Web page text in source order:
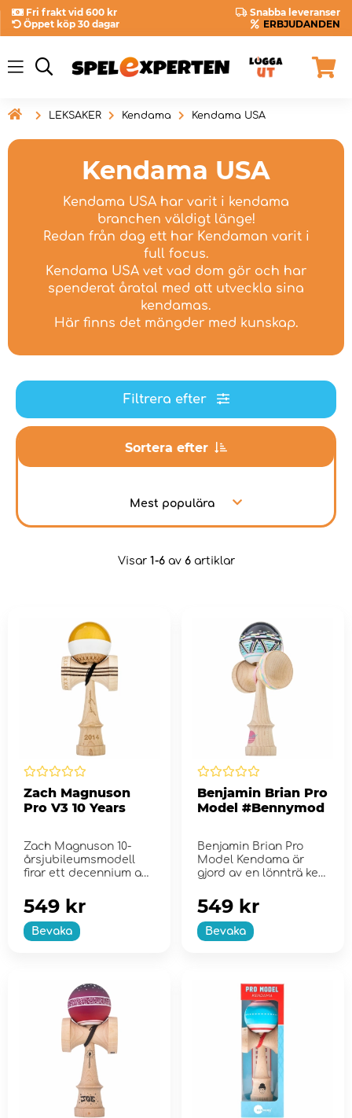
Fri frakt vid 600 kr
Snabba leveranser
Öppet köp 30 dagar
ERBJUDANDEN
 LEKSAKER Kendama Kendama USA
Kendama USA
Kendama USA har varit i kendama
branchen väldigt länge!
Redan från dag ett har Kendaman varit i
full focus.
Kendama USA vet vad dom gör och har
spenderat åratal med att utveckla sina
kendamas.
Här finns det mängder med kunskap.
Filtrera efter
Sortera efter
Mest populära
Visar 1-6av 6artiklar
Zach Magnuson
Pro V3 10 Years
Zach Magnuson 10-
årsjubileumsmodell
firar ett decennium av
skicklighet ...
Bevaka
549 kr
Benjamin Brian Pro
Model #Bennymod
Benjamin Brian Pro
Model Kendama är
gjord av en lönnträ ken
Bevaka
549 kr